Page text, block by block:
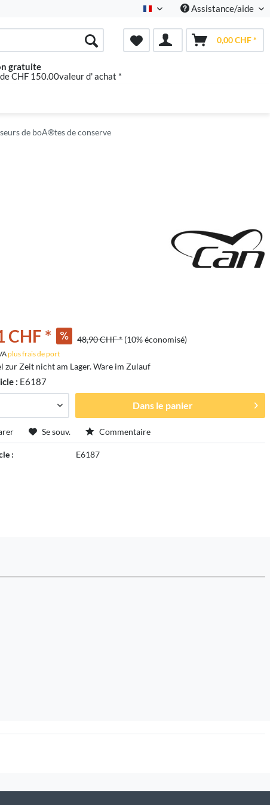
FranzösischAssistance/aide
0,00 CHF *
gratuite
CHF 150.00valeur d' achat *
de boÃ®tes de conserve
CHF * 48,90 CHF * (10% économisé)
plus frais de port
zur Zeit nicht am Lager. Ware im Zulauf
: E6187
Dans le panier
Se souv. Commentaire
: E6187